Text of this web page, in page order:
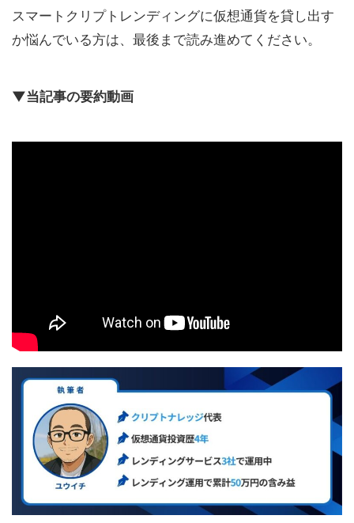
スマートクリプトレンディングに仮想通貨を貸し出す
か悩んでいる方は、最後まで読み進めてください。
▼当記事の要約動画